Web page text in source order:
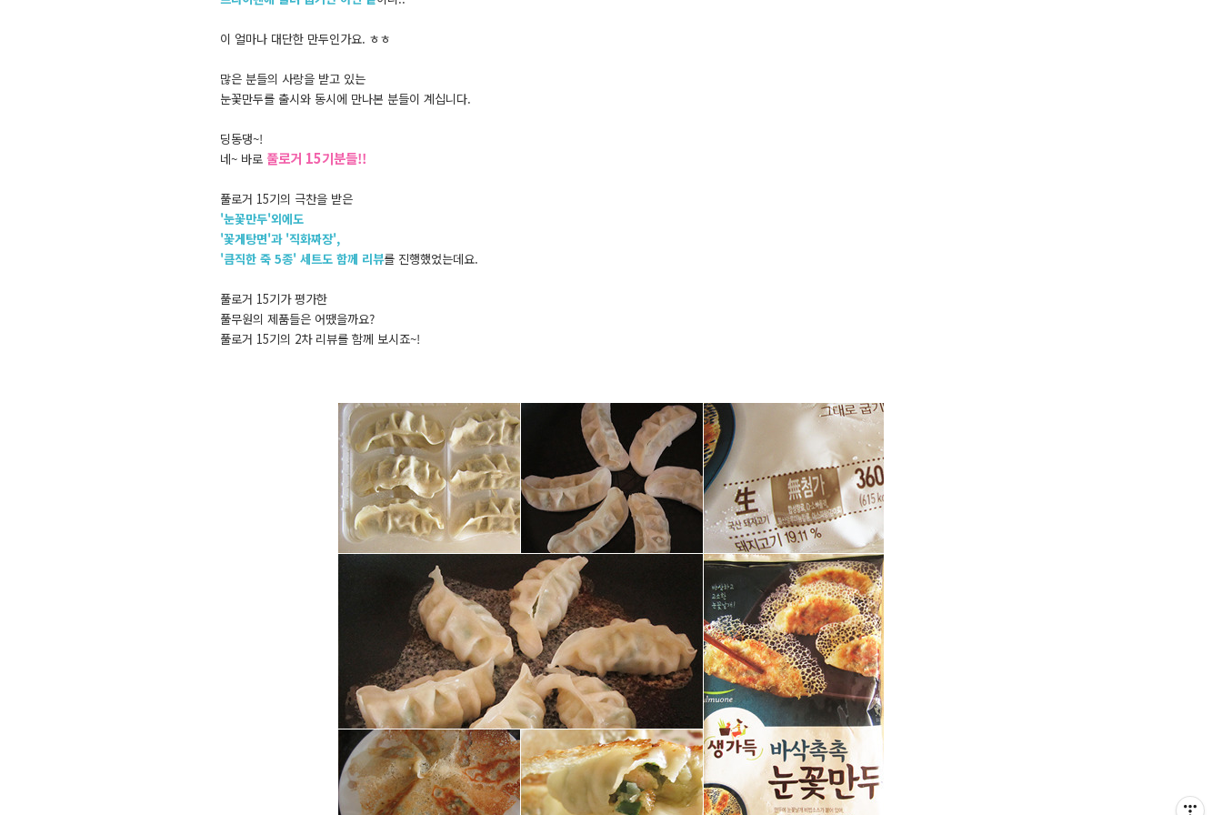
이 얼마나 대단한 만두인가요. ㅎㅎ
많은 분들의 사랑을 받고 있는
눈꽃만두를 출시와 동시에 만나본 분들이 계십니다.
딩동댕~!
네~ 바로 풀로거 15기분들!!
풀로거 15기의 극찬을 받은
'눈꽃만두'외에도
'꽃게탕면'과 '직화짜장',
'큼직한 죽 5종' 세트도 함께 리뷰를 진행했었는데요.
풀로거 15기가 평가한
풀무원의 제품들은 어땠을까요?
풀로거 15기의 2차 리뷰를 함께 보시죠~!